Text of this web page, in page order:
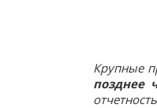
Крупные
позднее